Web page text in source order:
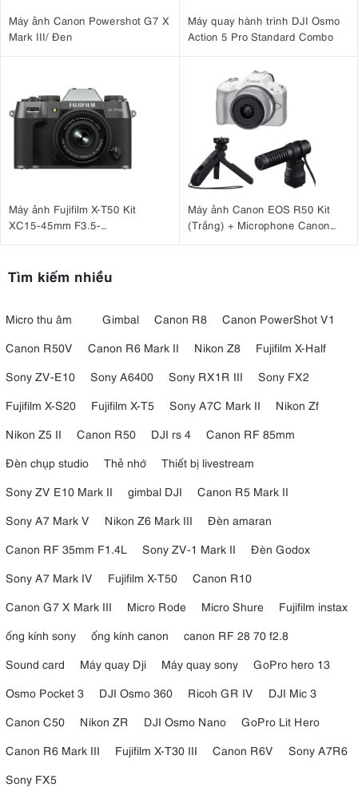
Máy ảnh Canon Powershot G7 X
Mark III/ Đen
Máy quay hành trình DJI Osmo
Action 5 Pro Standard Combo
Máy ảnh Fujifilm X-T50 Kit
XC15-45mm F3.5-
Máy ảnh Canon EOS R50 Kit
(Trắng) + Microphone Canon
Tìm kiếm nhiều
Micro thu âm Gimbal Canon R8
Canon PowerShot V1
Canon R50V
Canon R6 Mark II Nikon Z8
Fujifilm X-Half
Sony ZV-E10
Sony A6400 Sony RX1R III
Sony FX2
Fujifilm X-S20
Fujifilm X-T5 Sony A7C Mark II
Nikon Zf
Nikon Z5 II
Canon R50 DJI rs 4
Canon RF 85mm
Đèn chụp studio
Thẻ nhớ
Thiết bị livestream
Sony ZV E10 Mark II
gimbal DJI
Canon R5 Mark II
Sony A7 Mark V
Nikon Z6 Mark III
Đèn amaran
Canon RF 35mm F1.4L
Sony ZV-1 Mark II
Đèn Godox
Sony A7 Mark IV
Fujifilm X-T50
Canon R10
Canon G7 X Mark III
Micro Rode Micro Shure
Fujifilm instax
ống kính sony
ống kính canon
canon RF 28 70 f2.8
Sound card
Máy quay Dji Máy quay sony
GoPro hero 13
Osmo Pocket 3
DJI Osmo 360 Ricoh GR IV
DJI Mic 3
Canon C50
Nikon ZR DJI Osmo Nano
GoPro Lit Hero
Canon R6 Mark III
Fujifilm X-T30 III Canon R6V
Sony A7R6
Sony FX5